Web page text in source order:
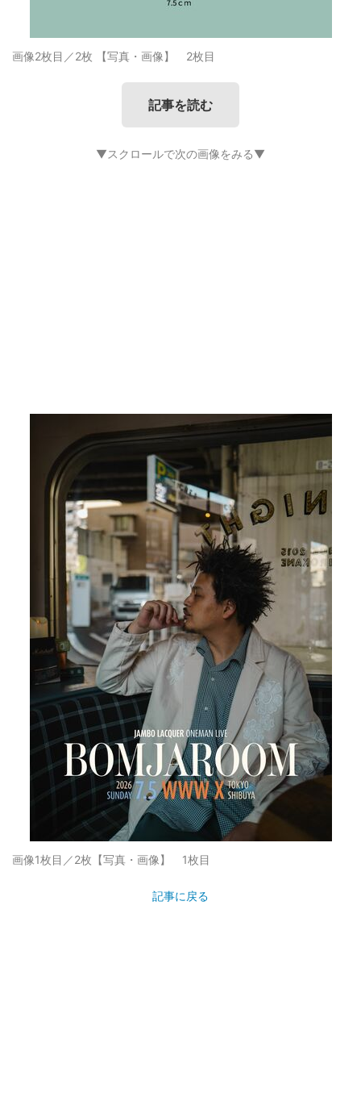
画像2枚目／2枚 【写真・画像】 2枚目
記事を読む
▼スクロールで次の画像をみる▼
画像1枚目／2枚 【写真・画像】 1枚目
記事に戻る